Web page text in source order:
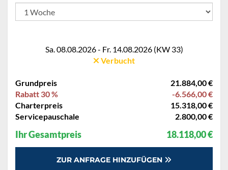
Sa. 08.08.2026 - Fr. 14.08.2026 (KW 33)
Verbucht
Grundpreis
21.884,00 €
Rabatt 30 %
-6.566,00 €
Charterpreis
15.318,00 €
Servicepauschale
2.800,00 €
Ihr Gesamtpreis 18.118,00 €
ZUR ANFRAGE HINZUFÜGEN